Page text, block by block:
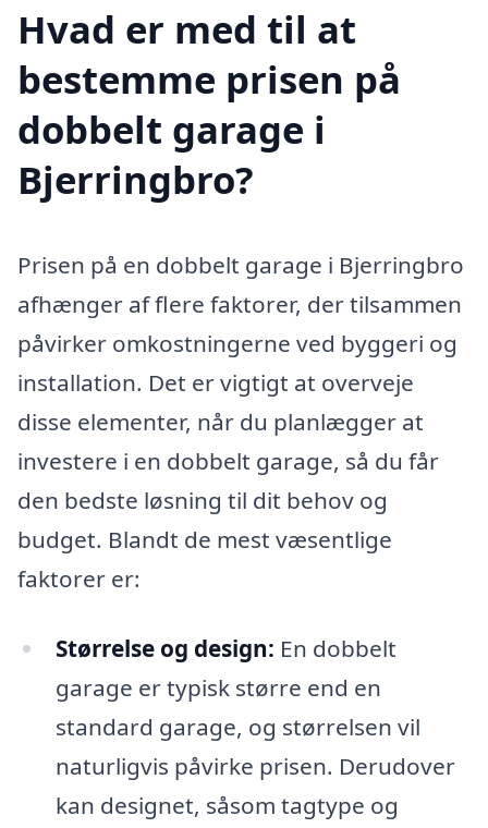
Hvad er med til at
bestemme prisen på
dobbelt garage i
Bjerringbro?
Prisen på en dobbelt garage i Bjerringbro
afhænger af flere faktorer, der tilsammen
påvirker omkostningerne ved byggeri og
installation. Det er vigtigt at overveje
disse elementer, når du planlægger at
investere i en dobbelt garage, så du får
den bedste løsning til dit behov og
budget. Blandt de mest væsentlige
faktorer er:
Størrelse og design: En dobbelt
garage er typisk større end en
standard garage, og størrelsen vil
naturligvis påvirke prisen. Derudover
kan designet, såsom tagtype og